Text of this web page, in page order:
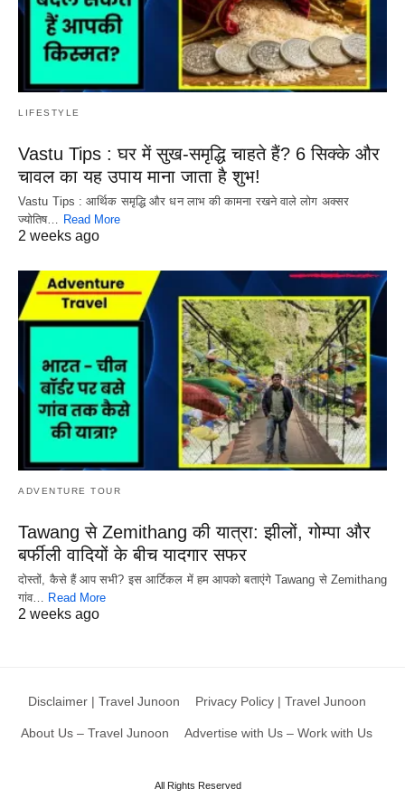
LIFESTYLE
Vastu Tips : घर में सुख-समृद्धि चाहते हैं? 6 सिक्के और
चावल का यह उपाय माना जाता है शुभ!
Vastu Tips : आर्थिक समृद्धि और धन लाभ की कामना रखने वाले लोग अक्सर
ज्योतिष… Read More
2 weeks ago
ADVENTURE TOUR
Tawang से Zemithang की यात्रा: झीलों, गोम्पा और
बर्फीली वादियों के बीच यादगार सफर
दोस्तों, कैसे हैं आप सभी? इस आर्टिकल में हम आपको बताएंगे Tawang से Zemithang
गांव… Read More
2 weeks ago
Disclaimer | Travel Junoon Privacy Policy | Travel Junoon
About Us – Travel Junoon Advertise with Us – Work with Us
All Rights Reserved